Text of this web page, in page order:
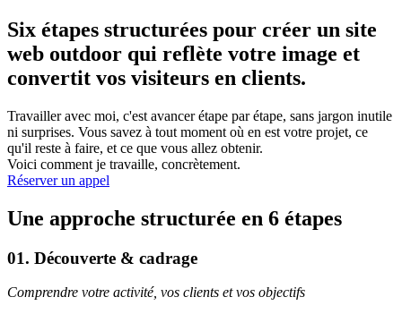
Six étapes structurées pour créer un site
web outdoor qui reflète votre image et
convertit vos visiteurs en clients.
Travailler avec moi, c'est avancer étape par étape, sans jargon inutile
ni surprises. Vous savez à tout moment où en est votre projet, ce
qu'il reste à faire, et ce que vous allez obtenir.
Voici comment je travaille, concrètement.
Réserver un appel
Une approche structurée en 6 étapes
01. Découverte & cadrage
Comprendre votre activité, vos clients et vos objectifs